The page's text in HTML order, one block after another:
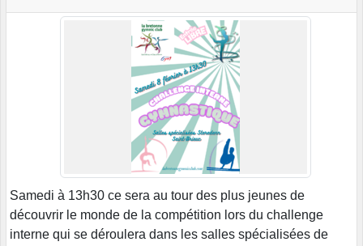
Samedi à 13h30 ce sera au tour des plus jeunes de
découvrir le monde de la compétition lors du challenge
interne qui se déroulera dans les salles spécialisées de